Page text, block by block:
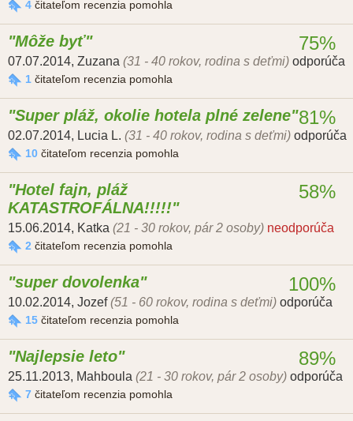
4 čitateľom recenzia pomohla
Môže byť
07.07.2014, Zuzana (31 - 40 rokov, rodina s deťmi) odporúča
1 čitateľom recenzia pomohla
75%
Super pláž, okolie hotela plné zelene
02.07.2014, Lucia L. (31 - 40 rokov, rodina s deťmi) odporúča
10 čitateľom recenzia pomohla
81%
Hotel fajn, pláž
KATASTROFÁLNA!!!!!
15.06.2014, Katka (21 - 30 rokov, pár 2 osoby) neodporúča
2 čitateľom recenzia pomohla
58%
super dovolenka
10.02.2014, Jozef (51 - 60 rokov, rodina s deťmi) odporúča
15 čitateľom recenzia pomohla
100%
Najlepsie leto
25.11.2013, Mahboula (21 - 30 rokov, pár 2 osoby) odporúča
7 čitateľom recenzia pomohla
89%